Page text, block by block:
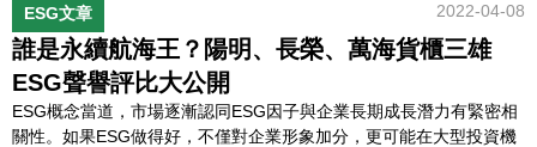
ESG文章 2022-04-08
誰是永續航海王？陽明、長榮、萬海貨櫃三雄
ESG聲譽評比大公開
ESG概念當道，市場逐漸認同ESG因子與企業長期成長潛力有緊密相
關性。如果ESG做得好，不僅對企業形象加分，更可能在大型投資機